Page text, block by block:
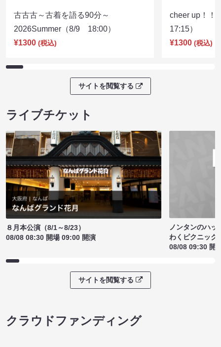
古古古～古着を語る90分～
2026Summer（8/9 18:00）
¥1300 (税込)
cheer up！
17:15）
¥1300 (税込)
サイトを閲覧する
ライブチケット
８月本公演（8/1～8/23）
08/08 08:30 開場 09:00 開演
ノンタンのハッ
わくピクニック
08/08 09:30 開
サイトを閲覧する
クラウドファンディング